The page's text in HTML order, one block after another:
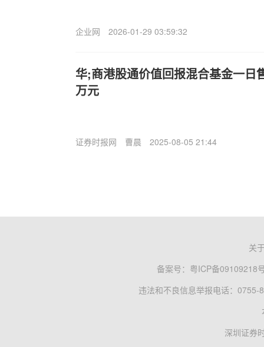
企业网 2026-01-29 03:59:32
华;商港股通价值回报混合基金一日
万元
证券时报网 曹晨 2025-08-05 21:44
关
备案号： 粤ICP备09109218
违法和不良信息举报电话：0755-
深圳证券